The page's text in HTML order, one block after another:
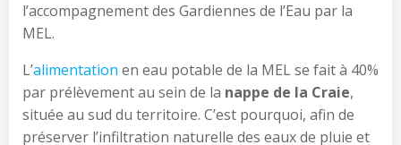
l’accompagnement des Gardiennes de l’Eau par la
MEL.
L’alimentation en eau potable de la MEL se fait à 40%
par prélèvement au sein de la nappe de la Craie,
située au sud du territoire. C’est pourquoi, afin de
préserver l’infiltration naturelle des eaux de pluie et